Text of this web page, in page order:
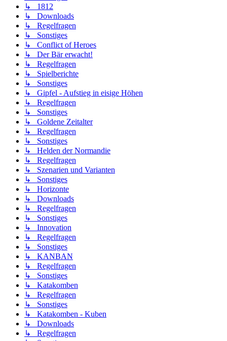
↳ 1812
↳ Downloads
↳ Regelfragen
↳ Sonstiges
↳ Conflict of Heroes
↳ Der Bär erwacht!
↳ Regelfragen
↳ Spielberichte
↳ Sonstiges
↳ Gipfel - Aufstieg in eisige Höhen
↳ Regelfragen
↳ Sonstiges
↳ Goldene Zeitalter
↳ Regelfragen
↳ Sonstiges
↳ Helden der Normandie
↳ Regelfragen
↳ Szenarien und Varianten
↳ Sonstiges
↳ Horizonte
↳ Downloads
↳ Regelfragen
↳ Sonstiges
↳ Innovation
↳ Regelfragen
↳ Sonstiges
↳ KANBAN
↳ Regelfragen
↳ Sonstiges
↳ Katakomben
↳ Regelfragen
↳ Sonstiges
↳ Katakomben - Kuben
↳ Downloads
↳ Regelfragen